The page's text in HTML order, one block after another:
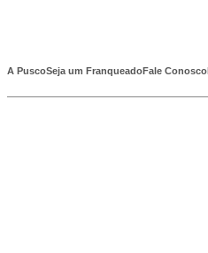
A PuscoSeja um FranqueadoFale Conosco